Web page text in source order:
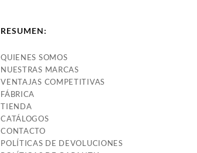
RESUMEN:
QUIENES SOMOS
NUESTRAS MARCAS
VENTAJAS COMPETITIVAS
FÁBRICA
TIENDA
CATÁLOGOS
CONTACTO
POLÍTICAS DE DEVOLUCIONES